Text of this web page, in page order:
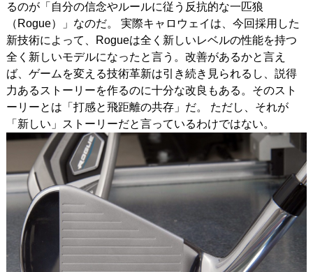
るのが「自分の信念やルールに従う反抗的な一匹狼
（Rogue）」なのだ。 実際キャロウェイは、今回採用した
新技術によって、Rogueは全く新しいレベルの性能を持つ
全く新しいモデルになったと言う。改善があるかと言え
ば、ゲームを変える技術革新は引き続き見られるし、説得
力あるストーリーを作るのに十分な改良もある。そのスト
ーリーとは「打感と飛距離の共存」だ。 ただし、それが
「新しい」ストーリーだと言っているわけではない。